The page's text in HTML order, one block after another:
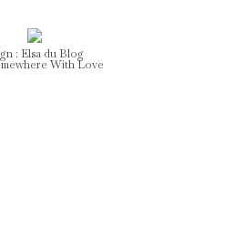
: Elsadu Blog
With Love